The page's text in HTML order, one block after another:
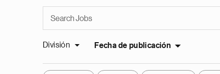
División Fecha de publicación